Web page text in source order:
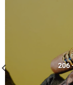
206